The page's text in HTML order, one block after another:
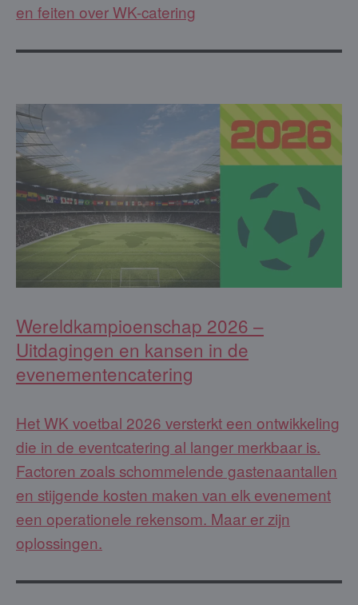
en feiten over WK-catering
Wereldkampioenschap 2026 –
Uitdagingen en kansen in de
evenementencatering
Het WK voetbal 2026 versterkt een ontwikkeling
die in de eventcatering al langer merkbaar is.
Factoren zoals schommelende gastenaantallen
en stijgende kosten maken van elk evenement
een operationele rekensom. Maar er zijn
oplossingen.